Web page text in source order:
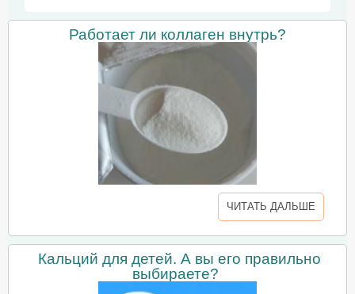
Работает ли коллаген внутрь?
ЧИТАТЬ ДАЛЬШЕ
Кальций для детей. А вы его правильно
выбираете?